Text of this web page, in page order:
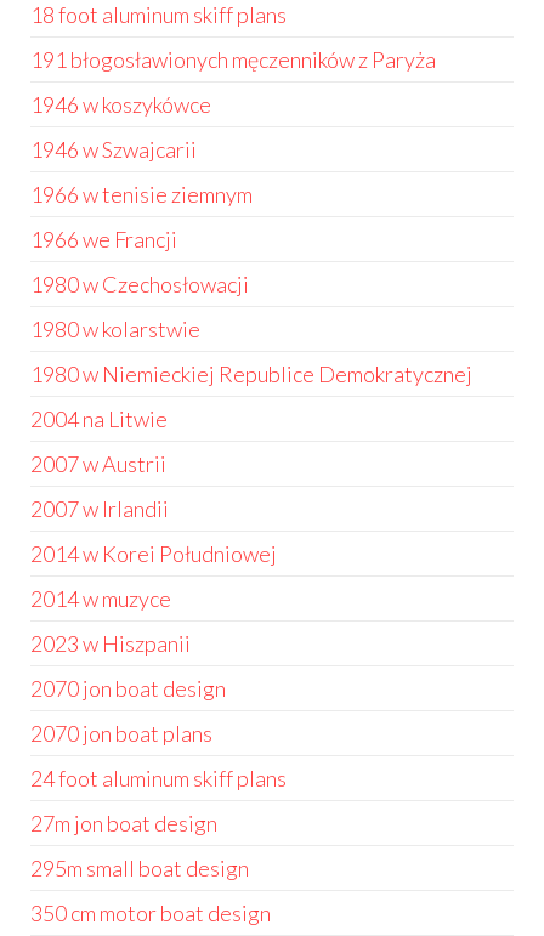
18 foot aluminum skiff plans
191 błogosławionych męczenników z Paryża
1946 w koszykówce
1946 w Szwajcarii
1966 w tenisie ziemnym
1966 we Francji
1980 w Czechosłowacji
1980 w kolarstwie
1980 w Niemieckiej Republice Demokratycznej
2004 na Litwie
2007 w Austrii
2007 w Irlandii
2014 w Korei Południowej
2014 w muzyce
2023 w Hiszpanii
2070 jon boat design
2070 jon boat plans
24 foot aluminum skiff plans
27m jon boat design
295m small boat design
350 cm motor boat design